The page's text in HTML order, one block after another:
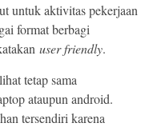
untuk aktivitas pekerjaan
format berbagi
user friendly.
tetap sama
ataupun android.
tersendiri karena